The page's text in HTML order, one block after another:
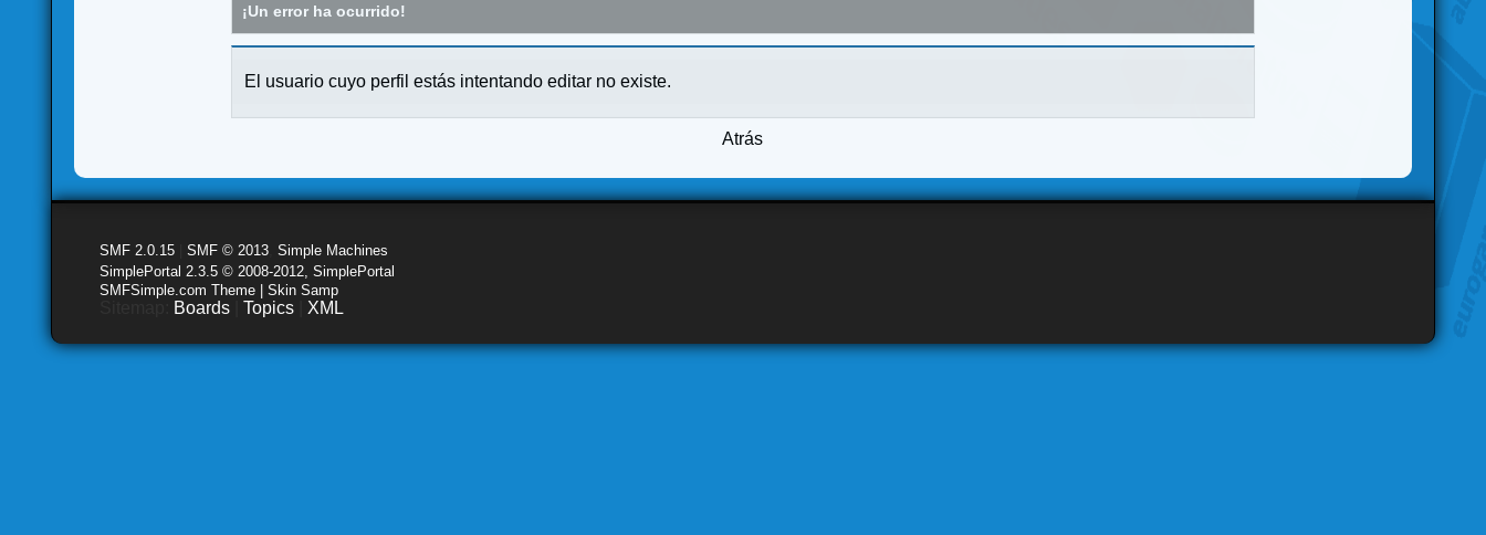
¡Un error ha ocurrido!
El usuario cuyo perfil estás intentando editar no existe.
Atrás
SMF 2.0.15 |SMF © 2013 ,Simple Machines
SimplePortal 2.3.5 © 2008-2012, SimplePortal
SMFSimple.com Theme | Skin Samp
Boards |Topics XML